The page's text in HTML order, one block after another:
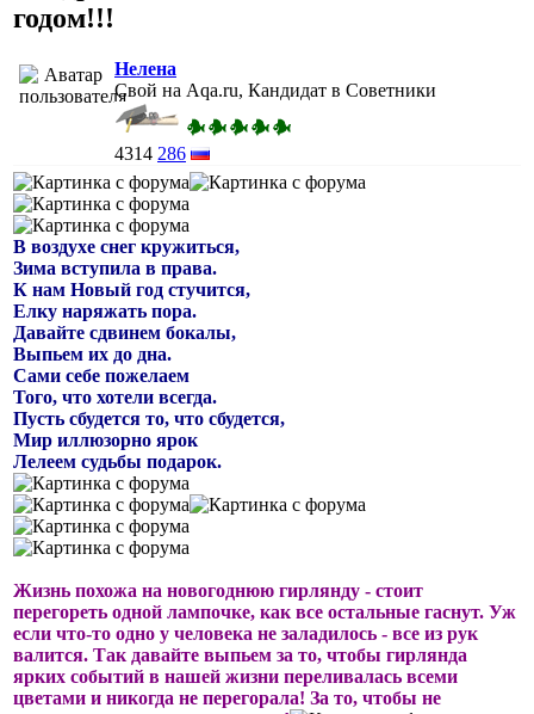
годом!!!
Нелена
Свой на Aqa.ru, Кандидат в Советники
4314 286
В воздухе снег кружиться,
Зима вступила в права.
К нам Новый год стучится,
Елку наряжать пора.
Давайте сдвинем бокалы,
Выпьем их до дна.
Сами себе пожелаем
Того, что хотели всегда.
Пусть сбудется то, что сбудется,
Мир иллюзорно ярок
Лелеем судьбы подарок.
Жизнь похожа на новогоднюю гирлянду - стоит
перегореть одной лампочке, как все остальные гаснут. Уж
если что-то одно у человека не заладилось - все из рук
валится. Так давайте выпьем за то, чтобы гирлянда
ярких событий в нашей жизни переливалась всеми
цветами и никогда не перегорала! За то, чтобы не